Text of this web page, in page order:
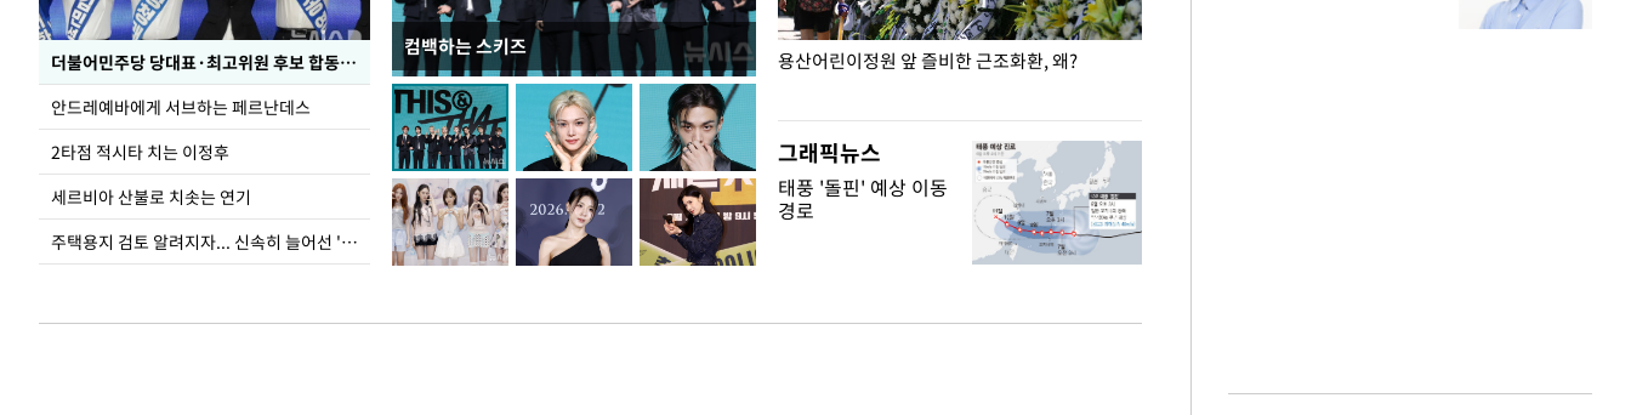
더불어민주당 당대표·최고위원 후보 합동연설회
안드레예바에게 서브하는 페르난데스
2타점 적시타 치는 이정후
세르비아 산불로 치솟는 연기
주택용지 검토 알려지자... 신속히 늘어선 '근조화환'
컴백하는 스키즈
사진으로 보는 일주일 용산어린이정원 앞 즐비한 근조화환, 왜?
그래픽뉴스
태풍 '돌핀' 예상 이동
경로